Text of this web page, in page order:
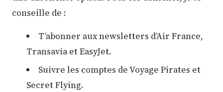
conseille de :
T’abonner aux newsletters d’Air France,
Transavia et EasyJet.
Suivre les comptes de Voyage Pirates et
Secret Flying.